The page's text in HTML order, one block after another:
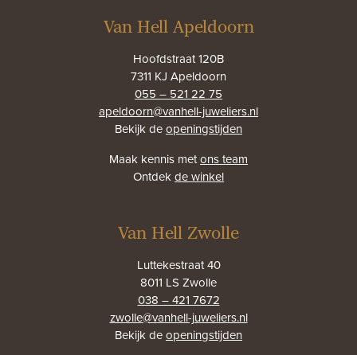
Van Hell Apeldoorn
Hoofdstraat 120B
7311 KJ Apeldoorn
055 – 521 22 75
apeldoorn@vanhell-juweliers.nl
Bekijk deopeningstijden
Maak kennis metons team
Ontdekde winkel
Van Hell Zwolle
Luttekestraat 40
8011 LS Zwolle
038 – 421 7672
zwolle@vanhell-juweliers.nl
Bekijk deopeningstijden